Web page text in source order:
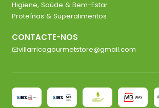
Higiene, Saúde & Bem-Estar
Proteínas & Superalimentos
CONTACTE-NOS
villarricagourmetstore@gmail.com